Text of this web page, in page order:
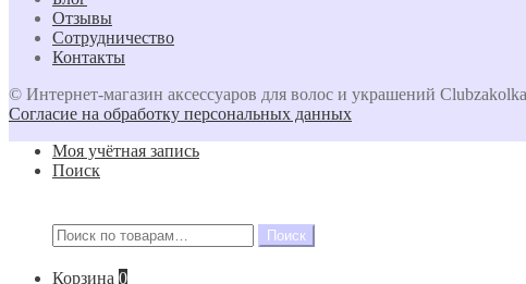
Отзывы
Сотрудничество
Контакты
© Интернет-магазин аксессуаров для волос и украшений
Согласие на обработку персональных данных
Моя учётная запись
Поиск
Искать: Поиск
Корзина 0